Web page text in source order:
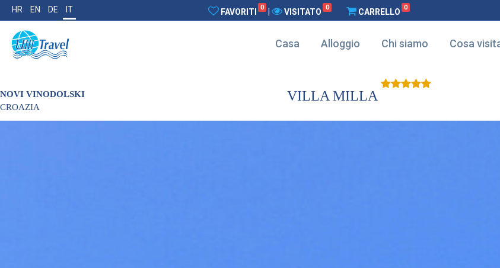
HR EN DE IT FAVORITI 0 VISITATO 0 CARRELLO 0
Casa Alloggio Chi siamo Cosa
VILLA MILLA
NOVI VINODOLSKI
CROAZIA